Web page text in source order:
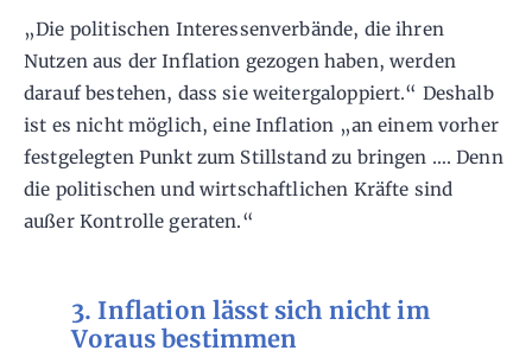
„Die politischen Interessenverbände, die ihren
Nutzen aus der Inflation gezogen haben, werden
darauf bestehen, dass sie weitergaloppiert.“ Deshalb
ist es nicht möglich, eine Inflation „an einem vorher
festgelegten Punkt zum Stillstand zu bringen …. Denn
die politischen und wirtschaftlichen Kräfte sind
außer Kontrolle geraten.“
3. Inflation lässt sich nicht im
Voraus bestimmen